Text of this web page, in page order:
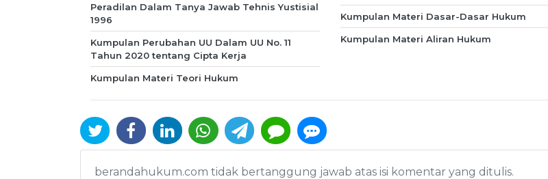
Peradilan Dalam Tanya Jawab Tehnis Yustisial
1996
Kumpulan Perubahan UU Dalam UU No. 11
Tahun 2020 tentang Cipta Kerja
Kumpulan Materi Teori Hukum
Kumpulan Materi Dasar-Dasar Hukum
Kumpulan Materi Aliran Hukum
berandahukum.com tidak bertanggung jawab atas isi komentar yang ditulis.